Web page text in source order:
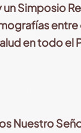
Simposio
en todo el
Nuestro